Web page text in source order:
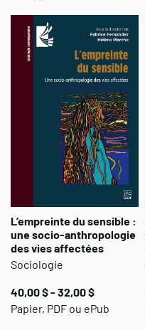
L’empreinte du sensible :
une socio-anthropologie
des vies affectées
Sociologie
40,00 $ - 32,00 $
Papier, PDF ou ePub